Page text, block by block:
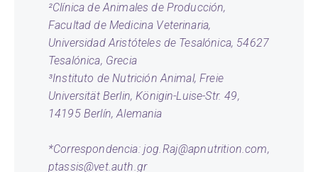
²Clínica de Animales de Producción,
Facultad de Medicina Veterinaria,
Universidad Aristóteles de Tesalónica, 54627
Tesalónica, Grecia
³Instituto de Nutrición Animal, Freie
Universität Berlin, Königin-Luise-Str. 49,
14195 Berlín, Alemania
*Correspondencia: jog.Raj@apnutrition.com,
ptassis@vet.auth.gr